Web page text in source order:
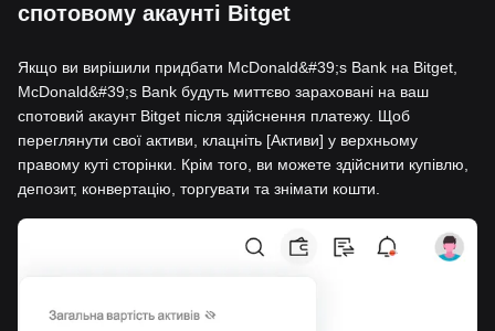
спотовому акаунті Bitget
Якщо ви вирішили придбати McDonald&#39;s Bank на Bitget,
McDonald&#39;s Bank будуть миттєво зараховані на ваш
спотовий акаунт Bitget після здійснення платежу. Щоб
переглянути свої активи, клацніть [Активи] у верхньому
правому куті сторінки. Крім того, ви можете здійснити купівлю,
депозит, конвертацію, торгувати та знімати кошти.